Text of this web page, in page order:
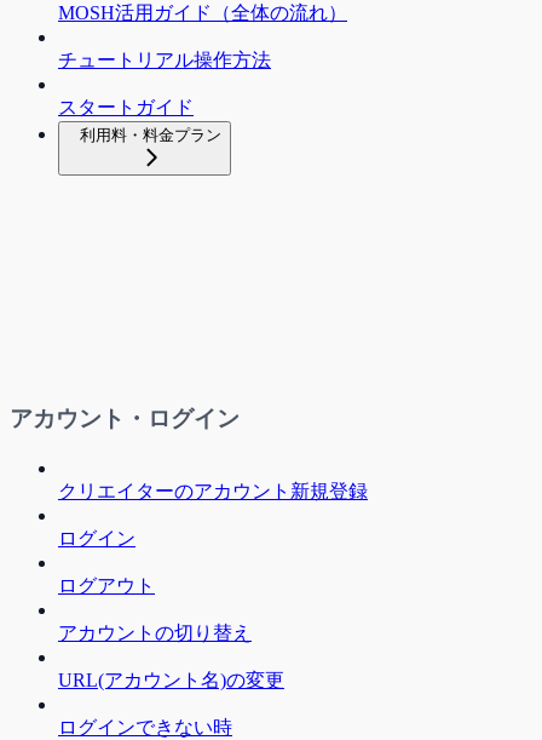
MOSH活用ガイド（全体の流れ）
チュートリアル操作方法
スタートガイド
利用料・料金プラン
アカウント・ログイン
クリエイターのアカウント新規登録
ログイン
ログアウト
アカウントの切り替え
URL(アカウント名)の変更
ログインできない時